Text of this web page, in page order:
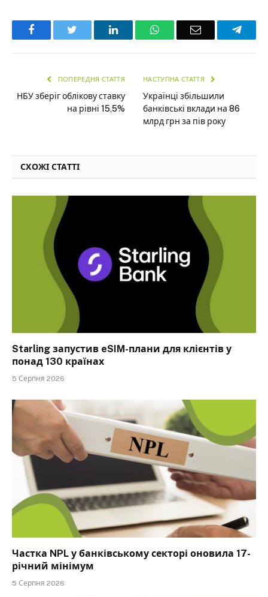
Facebook LinkedInWhatsAppEmail
ПОПЕРЕДНЯ СТАТТЯ
НБУ зберіг облікову ставку
на рівні 15,5%
НАСТУПНА СТАТТЯ
Українці збільшили
банківські вклади на 86
млрд грн за пів року
СХОЖІ СТАТТІ
Starling запустив eSIM-плани для клієнтів у
понад 130 країнах
5 Серпня 2026
Частка NPL у банківському секторі оновила 17-
річний мінімум
5 Серпня 2026